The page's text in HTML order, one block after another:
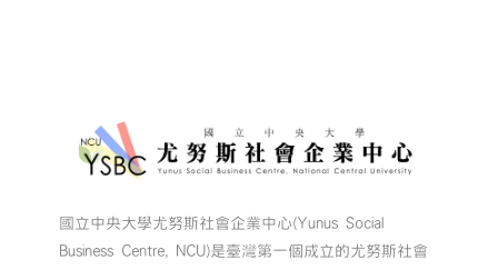
國立中央大學尤努斯社會企業中心(Yunus Social
Business Centre, NCU)是臺灣第一個成立的尤努斯社會